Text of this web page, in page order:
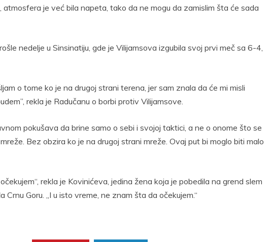
atmosfera je već bila napeta, tako da ne mogu da zamislim šta će sada
nedelje u Sinsinatiju, gde je Vilijamsova izgubila svoj prvi meč sa 6-4,
o tome ko je na drugoj strani terena, jer sam znala da će mi misli
rekla je Radučanu o borbi protiv Vilijamsove.
pokušava da brine samo o sebi i svojoj taktici, a ne o onome što se
Bez obzira ko je na drugoj strani mreže. Ovaj put bi moglo biti malo
rekla je Kovinićeva, jedina žena koja je pobedila na grend slem
Crnu Goru. „I u isto vreme, ne znam šta da očekujem.“